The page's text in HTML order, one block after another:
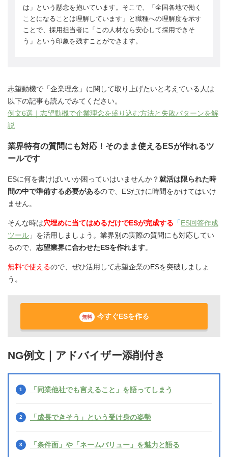
は」という懸念を抱いています。そこで、「全国各地で働く
ことになることは理解しています」と職種への理解度を示す
ことで、採用担当者に「この人材なら安心して採用できそ
う」という印象を残すことができます。
志望動機で「企業理念」に関して取り上げたいと考えている人は
以下の記事も読んでみてください。
例文6選｜志望動機で企業理念を盛り込む方法と失敗パターンを解
説
業界特有の質問にも対応！そのまま使えるESが作れるツ
ールです
ESに何を書けばいいか困っていはいませんか？就活は限られた時
間の中で準備する必要があるので、ESだけに時間をかけてはいけ
ません。
そんな時は穴埋めに当てはめるだけでESが完成する 「ES回答作成
ツール 」を活用しましょう。業界別の実際の質問にも対応してい
るので、 志望業界に合わせたESを作れます。
無料で使えるので、ぜひ活用して志望企業のESを突破しましょ
う。
無料 今すぐESを作る
NG例文｜アドバイザー添削付き
「同業他社でも言えること」を語ってしまう
「成長できそう」という受け身の姿勢
「条件面」や「ネームバリュー」を魅力と語る